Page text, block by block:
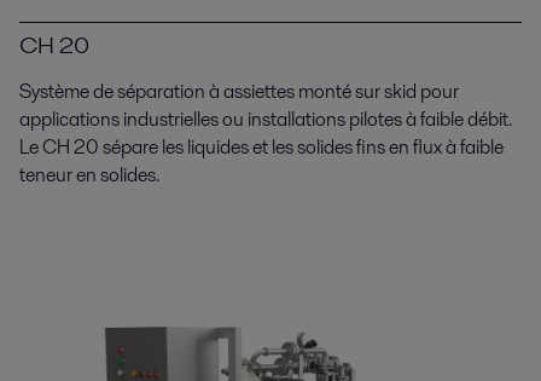
Alfa Laval has a range of equipment and the knowhow to help you
optimize key processes in base mineral beneficiation, extraction
Minéraux précieux
CH 20
Système de séparation à assiettes monté sur skid pour
applications industrielles ou installations pilotes à faible débit.
Le CH 20 sépare les liquides et les solides fins en flux à faible
teneur en solides.